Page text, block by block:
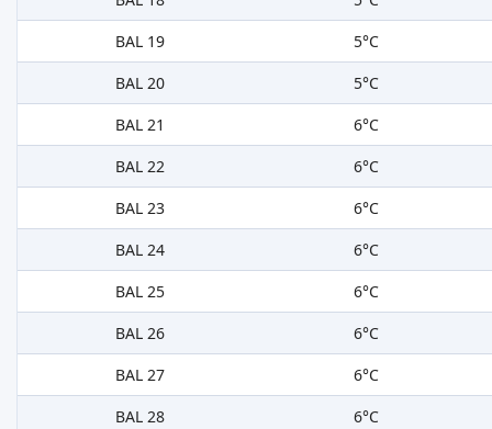
BAL 19
5°C
BAL 20
5°C
BAL 21
6°C
BAL 22
6°C
BAL 23
6°C
BAL 24
6°C
BAL 25
6°C
BAL 26
6°C
BAL 27
6°C
BAL 28
6°C